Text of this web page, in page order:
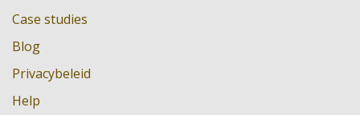
Case studies
Blog
Privacybeleid
Help